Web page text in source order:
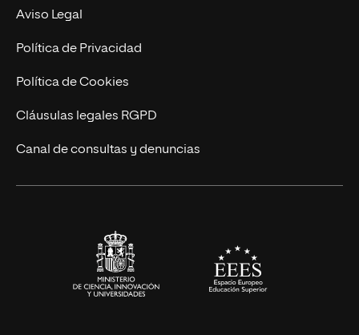
Experto Universitario
Postgrados
Cursos Universitarios
Nuestro Equipo
Trabaja en UNIR
Actualidad
UNIR Revista
Eventos
Aviso Legal
Política de Privacidad
Política de Cookies
Cláusulas legales RGPD
Canal de consultas y denuncias